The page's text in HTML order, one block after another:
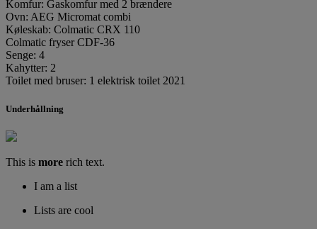
Komfur: Gaskomfur med 2 brændere
Ovn: AEG Micromat combi
Køleskab: Colmatic CRX 110
Colmatic fryser CDF-36
Senge: 4
Kahytter: 2
Toilet med bruser: 1 elektrisk toilet 2021
Underhållning
This is more rich text.
I am a list
Lists are cool